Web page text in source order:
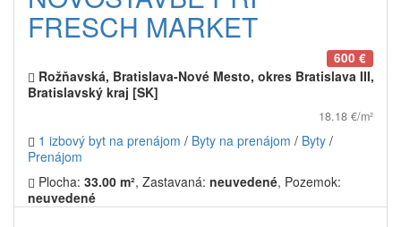
FRESCH MARKET
600 €
Rožňavská, Bratislava-Nové Mesto, okres Bratislava III,
Bratislavský kraj [SK]
18.18 €/m²
1 izbový byt na prenájom / Byty na prenájom / Byty /
Prenájom
Plocha: 33.00 m², Zastavaná: neuvedené, Pozemok:
neuvedené